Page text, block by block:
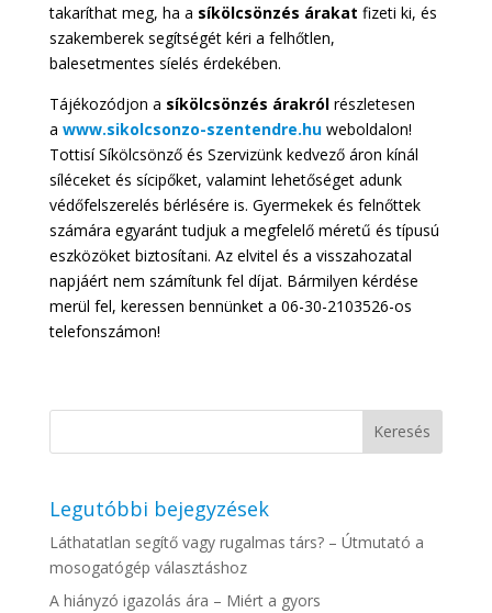
takaríthat meg, ha a síkölcsönzés árakat fizeti ki, és
szakemberek segítségét kéri a felhőtlen,
balesetmentes síelés érdekében.
Tájékozódjon a síkölcsönzés árakrólrészletesen
a www.sikolcsonzo-szentendre.huweboldalon!
Tottisí Síkölcsönző és Szervizünk kedvező áron kínál
síléceket és sícipőket, valamint lehetőséget adunk
védőfelszerelés bérlésére is. Gyermekek és felnőttek
számára egyaránt tudjuk a megfelelő méretű és típusú
eszközöket biztosítani. Az elvitel és a visszahozatal
napjáért nem számítunk fel díjat. Bármilyen kérdése
merül fel, keressen bennünket a 06-30-2103526-os
telefonszámon!
Legutóbbi bejegyzések
Láthatatlan segítő vagy rugalmas társ? – Útmutató a
mosogatógép választáshoz
A hiányzó igazolás ára – Miért a gyors